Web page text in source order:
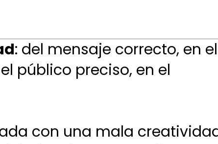
: del mensaje correcto, en el
público preciso, en el
con una mala